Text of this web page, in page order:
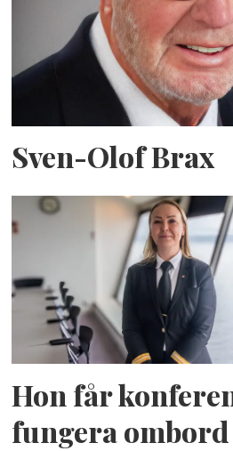
Sven-Olof Brax
Hon får
fungera ombord